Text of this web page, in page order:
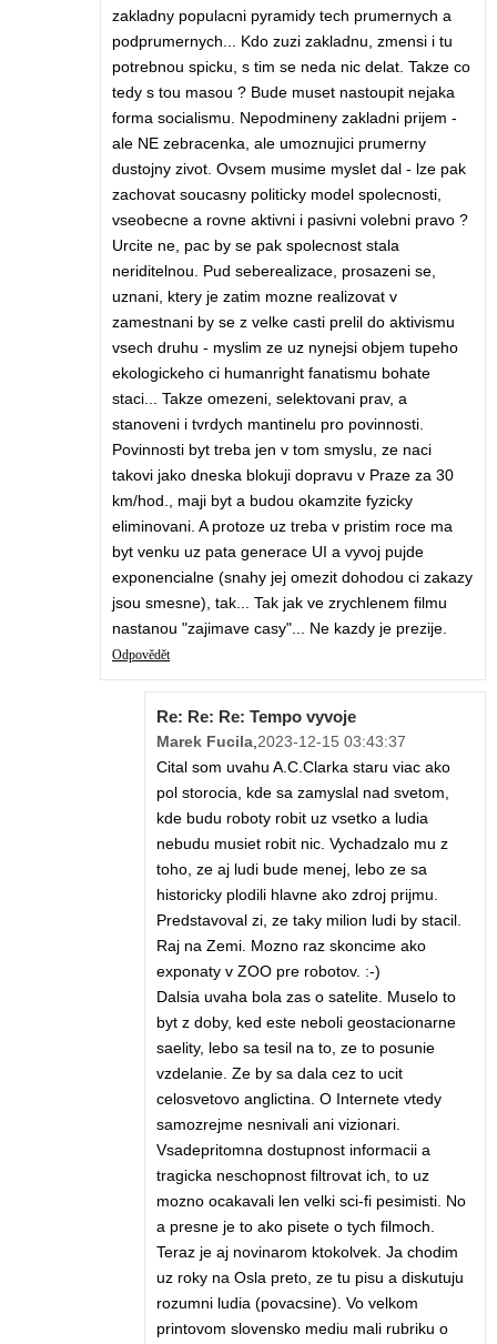
zakladny populacni pyramidy tech prumernych a
podprumernych... Kdo zuzi zakladnu, zmensi i tu
potrebnou spicku, s tim se neda nic delat. Takze co
tedy s tou masou ? Bude muset nastoupit nejaka
forma socialismu. Nepodmineny zakladni prijem -
ale NE zebracenka, ale umoznujici prumerny
dustojny zivot. Ovsem musime myslet dal - lze pak
zachovat soucasny politicky model spolecnosti,
vseobecne a rovne aktivni i pasivni volebni pravo ?
Urcite ne, pac by se pak spolecnost stala
neriditelnou. Pud seberealizace, prosazeni se,
uznani, ktery je zatim mozne realizovat v
zamestnani by se z velke casti prelil do aktivismu
vsech druhu - myslim ze uz nynejsi objem tupeho
ekologickeho ci humanright fanatismu bohate
staci... Takze omezeni, selektovani prav, a
stanoveni i tvrdych mantinelu pro povinnosti.
Povinnosti byt treba jen v tom smyslu, ze naci
takovi jako dneska blokuji dopravu v Praze za 30
km/hod., maji byt a budou okamzite fyzicky
eliminovani. A protoze uz treba v pristim roce ma
byt venku uz pata generace UI a vyvoj pujde
exponencialne (snahy jej omezit dohodou ci zakazy
jsou smesne), tak... Tak jak ve zrychlenem filmu
nastanou "zajimave casy"... Ne kazdy je prezije.
Odpovědět
Re: Re: Re: Tempo vyvoje
Marek Fucila 2023-12-15 03:43:37
Cital som uvahu A.C.Clarka staru viac ako
pol storocia, kde sa zamyslal nad svetom,
kde budu roboty robit uz vsetko a ludia
nebudu musiet robit nic. Vychadzalo mu z
toho, ze aj ludi bude menej, lebo ze sa
historicky plodili hlavne ako zdroj prijmu.
Predstavoval zi, ze taky milion ludi by stacil.
Raj na Zemi. Mozno raz skoncime ako
exponaty v ZOO pre robotov. :-)
Dalsia uvaha bola zas o satelite. Muselo to
byt z doby, ked este neboli geostacionarne
saelity, lebo sa tesil na to, ze to posunie
vzdelanie. Ze by sa dala cez to ucit
celosvetovo anglictina. O Internete vtedy
samozrejme nesnivali ani vizionari.
Vsadepritomna dostupnost informacii a
tragicka neschopnost filtrovat ich, to uz
mozno ocakavali len velki sci-fi pesimisti. No
a presne je to ako pisete o tych filmoch.
Teraz je aj novinarom ktokolvek. Ja chodim
uz roky na Osla preto, ze tu pisu a diskutuju
rozumni ludia (povacsine). Vo velkom
printovom slovensko mediu mali rubriku o